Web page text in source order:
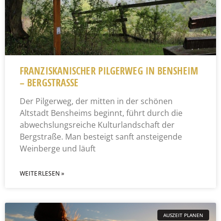
FRANZISKANISCHER PILGERWEG IN BENSHEIM
– BERGSTRASSE
Der Pilgerweg, der mitten in der schönen
Altstadt Bensheims beginnt, führt durch die
abwechslungsreiche Kulturlandschaft der
Bergstraße. Man besteigt sanft ansteigende
Weinberge und läuft
WEITERLESEN »
AUSZEIT PLANEN